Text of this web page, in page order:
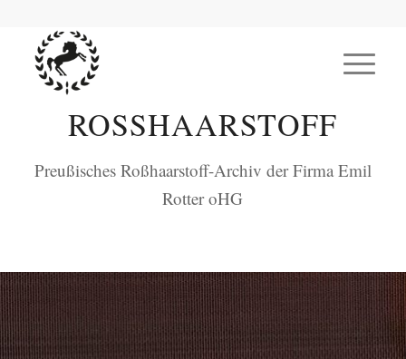
ROSSHAARSTOFF
Preußisches Roßhaarstoff-Archiv der Firma Emil
Rotter oHG